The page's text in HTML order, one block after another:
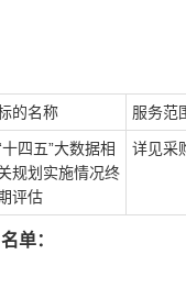
的名称 服务范
十四五”大数据相
规划实施情况终
评估
详见采
单：